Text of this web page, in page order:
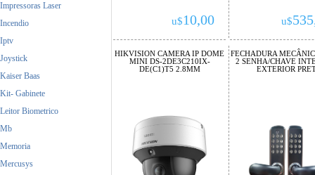
Impressoras Laser
Incendio
Iptv
Joystick
Kaiser Baas
Kit- Gabinete
Leitor Biometrico
Mb
Memoria
Mercusys
u$10,00 u$
HIKVISION CAMERA IP DOME
MINI DS-2DE3C210IX-
DE(C1)T5 2.8MM
FECHADURA
2 SENHA/CHAVE
EXTERIOR